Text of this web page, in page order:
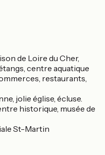
de Loire du Cher,
centre aquatique
restaurants,
jolie église, écluse.
historique, musée de
St-Martin